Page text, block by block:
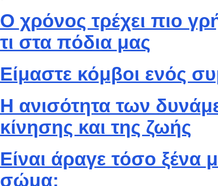
Ο χρόνος τρέχει πιο
τι στα πόδια μας
Είμαστε κόμβοι ενός
Η ανισότητα των
κίνησης και της ζωής
Είναι άραγε τόσο ξένα
σώμα;